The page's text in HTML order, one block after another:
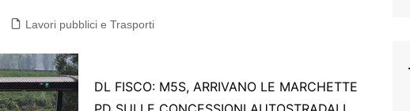
e Vigilanza
Lavori pubblici e Trasporti
DL FISCO: M5S, ARRIVANO LE MARCHETTE